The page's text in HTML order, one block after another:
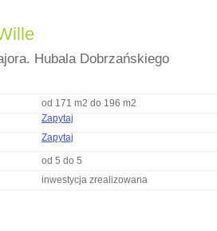
Hubala Dobrzańskiego
od 171 m2 do 196 m2
Zapytaj
Zapytaj
od 5 do 5
inwestycja zrealizowana